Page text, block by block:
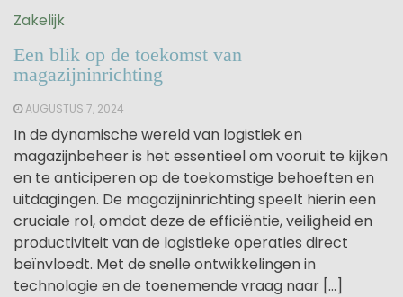
Zakelijk
Een blik op de toekomst van
magazijninrichting
AUGUSTUS 7, 2024
In de dynamische wereld van logistiek en
magazijnbeheer is het essentieel om vooruit te kijken
en te anticiperen op de toekomstige behoeften en
uitdagingen. De magazijninrichting speelt hierin een
cruciale rol, omdat deze de efficiëntie, veiligheid en
productiviteit van de logistieke operaties direct
beïnvloedt. Met de snelle ontwikkelingen in
technologie en de toenemende vraag naar […]